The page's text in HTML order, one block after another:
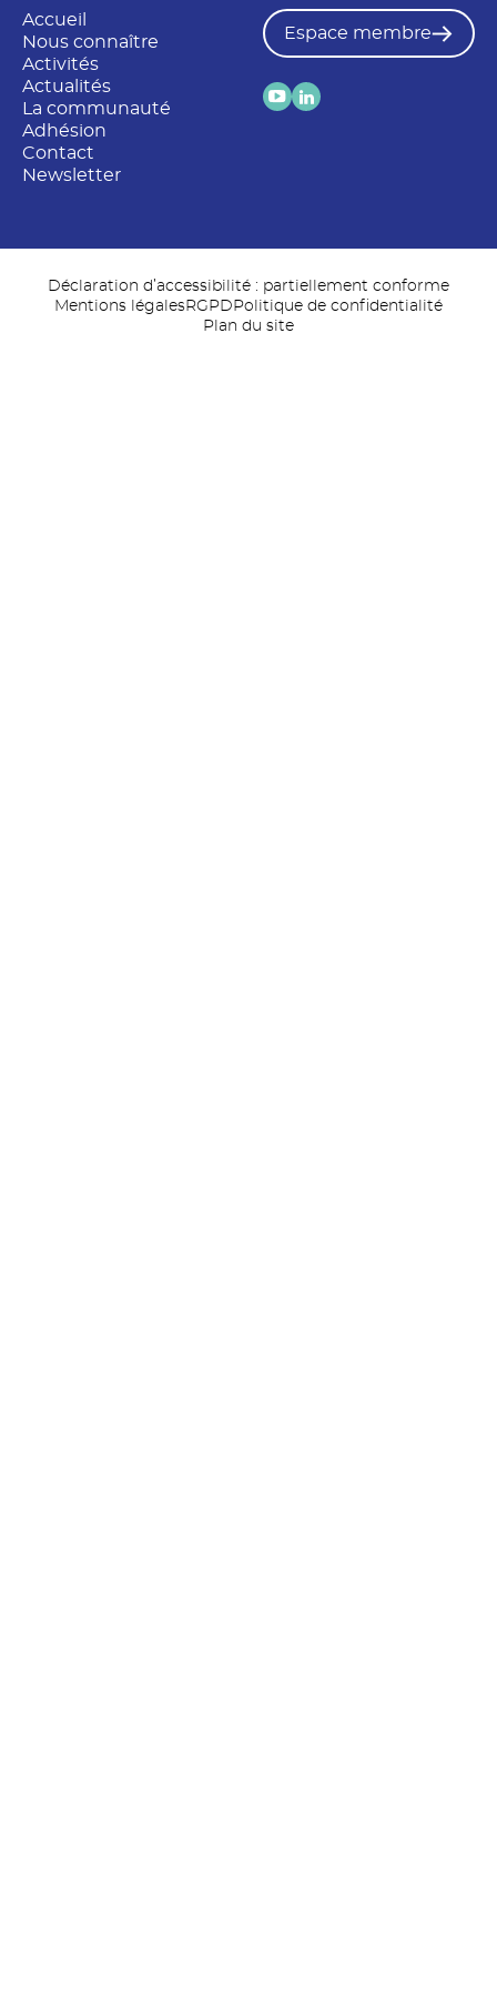
Accueil
Nous connaître
Activités
Actualités
La communauté
Adhésion
Contact
Newsletter
Espace membre
Déclaration d’accessibilité : partiellement conforme
Mentions légalesRGPD Politique de confidentialité
Plan du site